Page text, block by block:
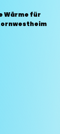
Wärme für